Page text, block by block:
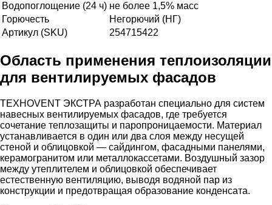
Водопоглощение (24 ч) не более 1,5% масс
Горючесть
Негорючий (НГ)
Артикул (SKU)
254715422
Область применения теплоизоляции
для вентилируемых фасадов
ТЕХНОVENT ЭКСТРА разработан специально для систем
навесных вентилируемых фасадов, где требуется
сочетание теплозащиты и паропроницаемости. Материал
устанавливается в один или два слоя между несущей
стеной и облицовкой — сайдингом, фасадными панелями,
керамогранитом или металлокассетами. Воздушный зазор
между утеплителем и облицовкой обеспечивает
естественную вентиляцию, выводя водяной пар из
конструкции и предотвращая образование конденсата.